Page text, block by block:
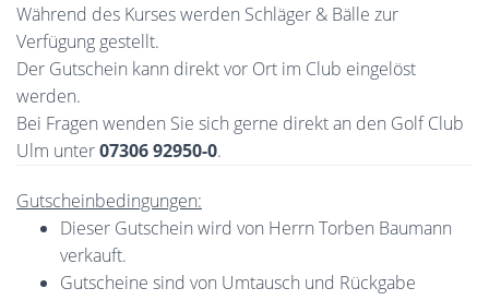
Während des Kurses werden Schläger & Bälle zur
Verfügung gestellt.
Der Gutschein kann direkt vor Ort im Club eingelöst
werden.
Bei Fragen wenden Sie sich gerne direkt an den Golf Club
Ulm unter07306 92950-0.
Gutscheinbedingungen:
Dieser Gutschein wird von Herrn Torben Baumann
verkauft.
Gutscheine sind von Umtausch und Rückgabe